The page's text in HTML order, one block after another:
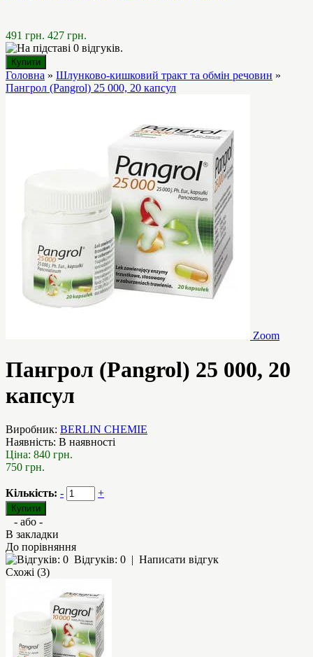
491 грн. 427 грн.
Головна » Шлунково-кишковий тракт та обмін речовин »
Пангрол (Pangrol) 25 000, 20 капсул
Zoom
Пангрол (Pangrol) 25 000, 20
капсул
Виробник: BERLIN CHEMIE
Наявність: В наявності
Ціна: 840 грн.
750 грн.
Кількість: - +
- або -
В закладки
До порівняння
Відгуків: 0 | Написати відгук
Схожі (3)